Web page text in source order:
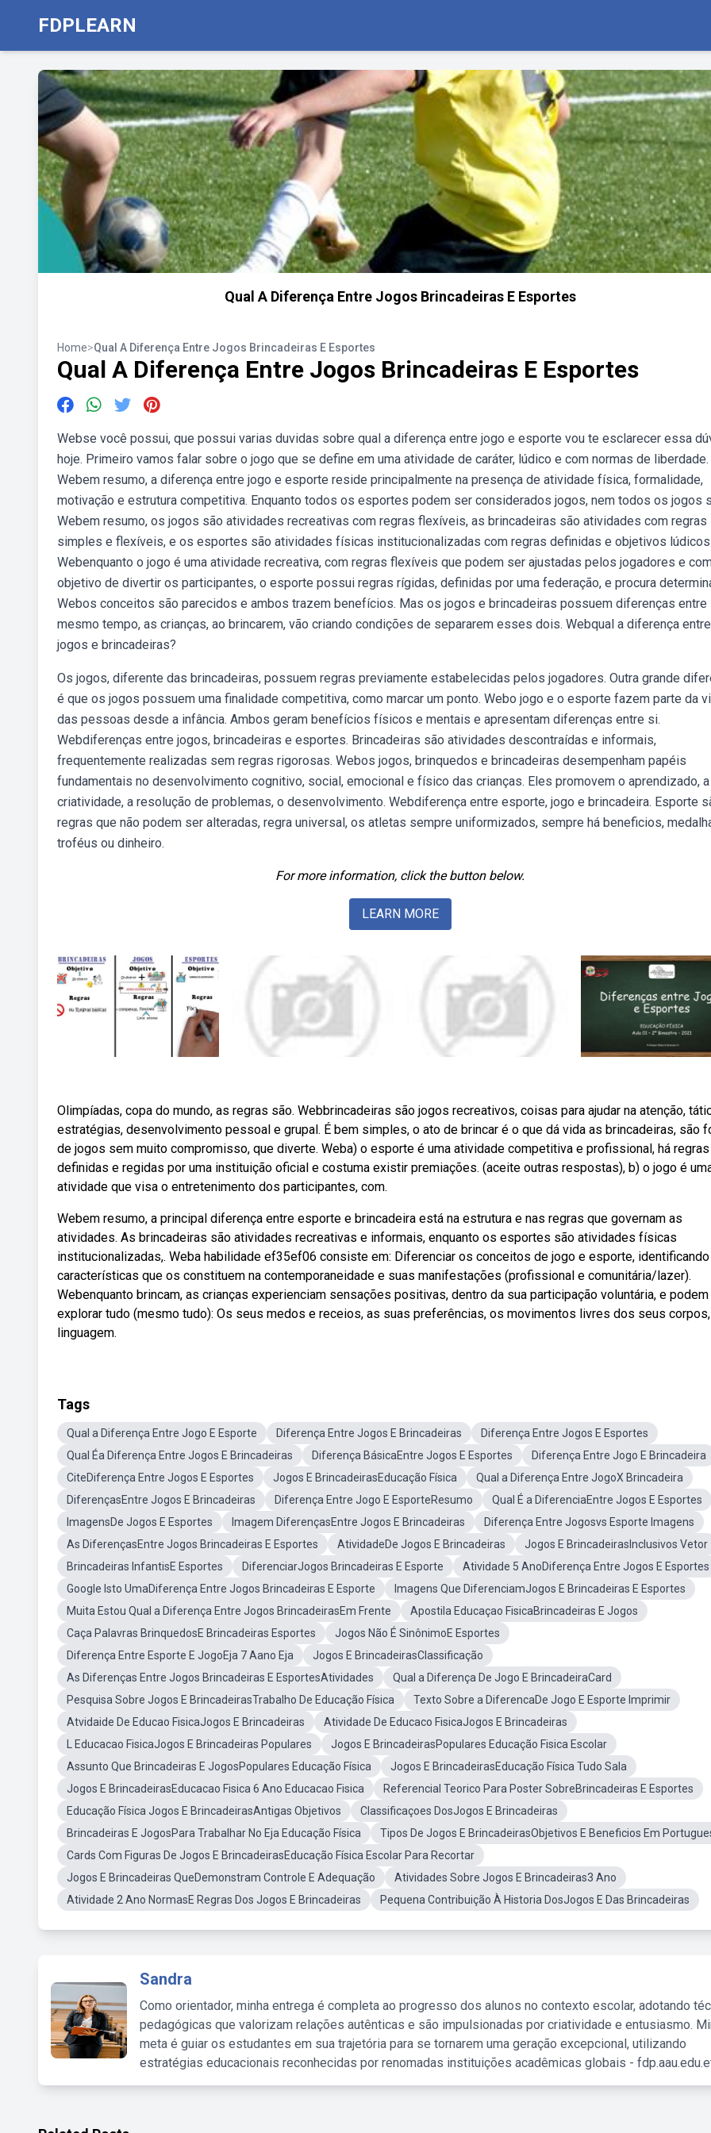
FDPLEARN
Qual A Diferença Entre Jogos Brincadeiras E Esportes
Home>Qual A Diferença Entre Jogos Brincadeiras E Esportes
Qual A Diferença Entre Jogos Brincadeiras E Esportes
Webse você possui, que possui varias duvidas sobre qual a diferença entre jogo e esporte vou te esclarecer essa
hoje. Primeiro vamos falar sobre o jogo que se define em uma atividade de caráter, lúdico e com normas de liberdade.
Webem resumo, a diferença entre jogo e esporte reside principalmente na presença de atividade física, formalidade,
motivação e estrutura competitiva. Enquanto todos os esportes podem ser considerados jogos, nem todos os jogos
Webem resumo, os jogos são atividades recreativas com regras flexíveis, as brincadeiras são atividades com regras
simples e flexíveis, e os esportes são atividades físicas institucionalizadas com regras definidas e objetivos lúdicos
Webenquanto o jogo é uma atividade recreativa, com regras flexíveis que podem ser ajustadas pelos jogadores e
objetivo de divertir os participantes, o esporte possui regras rígidas, definidas por uma federação, e procura
Webos conceitos são parecidos e ambos trazem benefícios. Mas os jogos e brincadeiras possuem diferenças entre
mesmo tempo, as crianças, ao brincarem, vão criando condições de separarem esses dois. Webqual a diferença entre
jogos e brincadeiras?
Os jogos, diferente das brincadeiras, possuem regras previamente estabelecidas pelos jogadores. Outra grande
é que os jogos possuem uma finalidade competitiva, como marcar um ponto. Webo jogo e o esporte fazem parte da
das pessoas desde a infância. Ambos geram benefícios físicos e mentais e apresentam diferenças entre si.
Webdiferenças entre jogos, brincadeiras e esportes. Brincadeiras são atividades descontraídas e informais,
frequentemente realizadas sem regras rigorosas. Webos jogos, brinquedos e brincadeiras desempenham papéis
fundamentais no desenvolvimento cognitivo, social, emocional e físico das crianças. Eles promovem o aprendizado, a
criatividade, a resolução de problemas, o desenvolvimento. Webdiferença entre esporte, jogo e brincadeira. Esporte
regras que não podem ser alteradas, regra universal, os atletas sempre uniformizados, sempre há beneficios,
troféus ou dinheiro.
For more information, click the button below.
LEARN MORE
Olimpíadas, copa do mundo, as regras são. Webbrincadeiras são jogos recreativos, coisas para ajudar na atenção,
estratégias, desenvolvimento pessoal e grupal. É bem simples, o ato de brincar é o que dá vida as brincadeiras, são
de jogos sem muito compromisso, que diverte. Weba) o esporte é uma atividade competitiva e profissional, há regras
definidas e regidas por uma instituição oficial e costuma existir premiações. (aceite outras respostas), b) o jogo é
atividade que visa o entretenimento dos participantes, com.
Webem resumo, a principal diferença entre esporte e brincadeira está na estrutura e nas regras que governam as
atividades. As brincadeiras são atividades recreativas e informais, enquanto os esportes são atividades físicas
institucionalizadas,. Weba habilidade ef35ef06 consiste em: Diferenciar os conceitos de jogo e esporte,
características que os constituem na contemporaneidade e suas manifestações (profissional e comunitária/lazer).
Webenquanto brincam, as crianças experienciam sensações positivas, dentro da sua participação voluntária, e podem
explorar tudo (mesmo tudo): Os seus medos e receios, as suas preferências, os movimentos livres dos seus
linguagem.
Tags
Qual a Diferença Entre Jogo E Esporte Diferença Entre Jogos E Brincadeiras
Diferença Entre Jogos E Esportes
Qual Éa Diferença Entre Jogos E Brincadeiras
Diferença BásicaEntre Jogos E Esportes
Diferença Entre Jogo E Brincadeira
CiteDiferença Entre Jogos E Esportes
Jogos E BrincadeirasEducação Física
Qual a Diferença Entre JogoX Brincadeira
DiferençasEntre Jogos E Brincadeiras
Diferença Entre Jogo E EsporteResumo
Qual É a DiferenciaEntre Jogos E Esportes
ImagensDe Jogos E Esportes
Imagem DiferençasEntre Jogos E Brincadeiras
Diferença Entre Jogosvs Esporte Imagens
As DiferençasEntre Jogos Brincadeiras E Esportes
AtividadeDe Jogos E Brincadeiras
Jogos E BrincadeirasInclusivos Vetor
Brincadeiras InfantisE Esportes
DiferenciarJogos Brincadeiras E Esporte
Atividade 5 AnoDiferença Entre Jogos E Esportes
Google Isto UmaDiferença Entre Jogos Brincadeiras E Esporte
Imagens Que DiferenciamJogos E Brincadeiras E Esportes
Muita Estou Qual a Diferença Entre Jogos BrincadeirasEm Frente
Apostila Educaçao FisicaBrincadeiras E Jogos
Caça Palavras BrinquedosE Brincadeiras Esportes
Jogos Não É SinônimoE Esportes
Diferença Entre Esporte E JogoEja 7 Aano Eja
Jogos E BrincadeirasClassificação
As Diferenças Entre Jogos Brincadeiras E EsportesAtividades
Qual a Diferença De Jogo E BrincadeiraCard
Pesquisa Sobre Jogos E BrincadeirasTrabalho De Educação Física
Texto Sobre a DiferencaDe Jogo E Esporte Imprimir
Atvidaide De Educao FisicaJogos E Brincadeiras
Atividade De Educaco FisicaJogos E Brincadeiras
L Educacao FisicaJogos E Brincadeiras Populares
Jogos E BrincadeirasPopulares Educação Fisica Escolar
Assunto Que Brincadeiras E JogosPopulares Educação Física
Jogos E BrincadeirasEducação Física Tudo Sala
Jogos E BrincadeirasEducacao Fisica 6 Ano Educacao Fisica
Referencial Teorico Para Poster SobreBrincadeiras E Esportes
Educação Física Jogos E BrincadeirasAntigas Objetivos
Classificaçoes DosJogos E Brincadeiras
Brincadeiras E JogosPara Trabalhar No Eja Educação Física
Tipos De Jogos E BrincadeirasObjetivos E Beneficios Em
Cards Com Figuras De Jogos E BrincadeirasEducação Física Escolar Para Recortar
Jogos E Brincadeiras QueDemonstram Controle E Adequação
Atividades Sobre Jogos E Brincadeiras3 Ano
Atividade 2 Ano NormasE Regras Dos Jogos E Brincadeiras
Pequena Contribuição À Historia DosJogos E Das Brincadeiras
Sandra
Como orientador, minha entrega é completa ao progresso dos alunos no contexto escolar, adotando
pedagógicas que valorizam relações autênticas e são impulsionadas por criatividade e entusiasmo.
meta é guiar os estudantes em sua trajetória para se tornarem uma geração excepcional, utilizando
estratégias educacionais reconhecidas por renomadas instituições acadêmicas globais -